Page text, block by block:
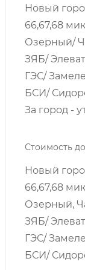
Новый
66,67,68
Озерный/
ЗЯБ/
ГЭС/
БСИ/
За город -
Стоимость
Новый
66,67,68
Озерный,
ЗЯБ/
ГЭС/
БСИ/